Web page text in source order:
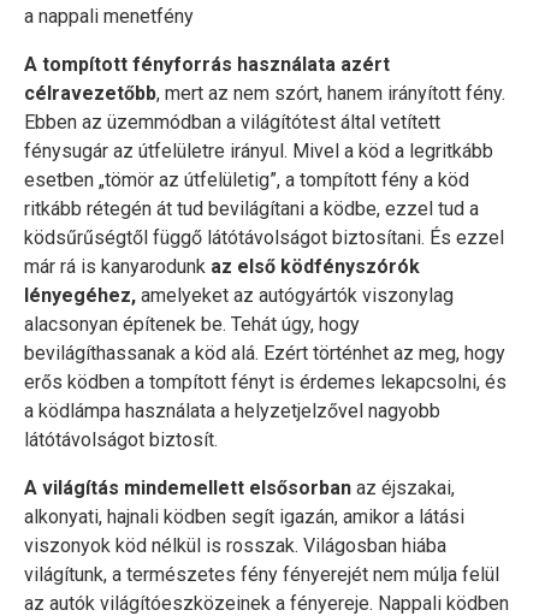
a nappali menetfény
A tompított fényforrás használata azért
célravezetőbb, mert az nem szórt, hanem irányított fény.
Ebben az üzemmódban a világítótest által vetített
fénysugár az útfelületre irányul. Mivel a köd a legritkább
esetben „tömör az útfelületig”, a tompított fény a köd
ritkább rétegén át tud bevilágítani a ködbe, ezzel tud a
ködsűrűségtől függő látótávolságot biztosítani. És ezzel
már rá is kanyarodunk az első ködfényszórók
lényegéhez, amelyeket az autógyártók viszonylag
alacsonyan építenek be. Tehát úgy, hogy
bevilágíthassanak a köd alá. Ezért történhet az meg, hogy
erős ködben a tompított fényt is érdemes lekapcsolni, és
a ködlámpa használata a helyzetjelzővel nagyobb
látótávolságot biztosít.
A világítás mindemellett elsősorban az éjszakai,
alkonyati, hajnali ködben segít igazán, amikor a látási
viszonyok köd nélkül is rosszak. Világosban hiába
világítunk, a természetes fény fényerejét nem múlja felül
az autók világítóeszközeinek a fényereje. Nappali ködben